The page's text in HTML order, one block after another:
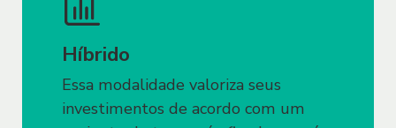
ressalvada a guarda, pelo Sofisa, das
manutenção seja a eles imposta em
razão de obrigações legais e/ou
regulatórias ou cuja a manutenção seja
Híbrido
Essa modalidade valoriza seus
investimentos de acordo com um